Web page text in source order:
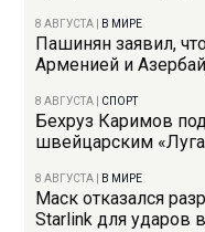
8 АВГУСТА В МИРЕ
Пашинян заявил,
Арменией и
8 АВГУСТА СПОРТ
Бехруз Каримов
швейцарским
8 АВГУСТА В МИРЕ
Маск отказался
Starlink для ударов